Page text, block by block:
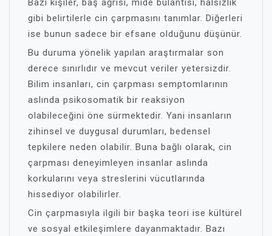
Bazı kişiler, baş ağrısı, mide bulantısı, halsizlik
gibi belirtilerle cin çarpmasını tanımlar. Diğerleri
ise bunun sadece bir efsane olduğunu düşünür.
Bu duruma yönelik yapılan araştırmalar son
derece sınırlıdır ve mevcut veriler yetersizdir.
Bilim insanları, cin çarpması semptomlarının
aslında psikosomatik bir reaksiyon
olabileceğini öne sürmektedir. Yani insanların
zihinsel ve duygusal durumları, bedensel
tepkilere neden olabilir. Buna bağlı olarak, cin
çarpması deneyimleyen insanlar aslında
korkularını veya streslerini vücutlarında
hissediyor olabilirler.
Cin çarpmasıyla ilgili bir başka teori ise kültürel
ve sosyal etkileşimlere dayanmaktadır. Bazı